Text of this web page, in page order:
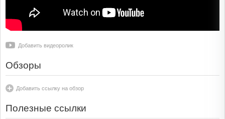
Добавить видеоролик
Обзоры
Добавить ссылку на обзор
Полезные ссылки